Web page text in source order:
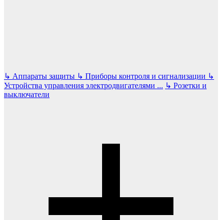
↳ Аппараты защиты ↳ Приборы контроля и сигнализации ↳
Устройства управления электродвигателями ... ↳ Розетки и
выключатели